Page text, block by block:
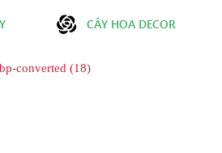
CÂY HOA DECOR
converted (18)